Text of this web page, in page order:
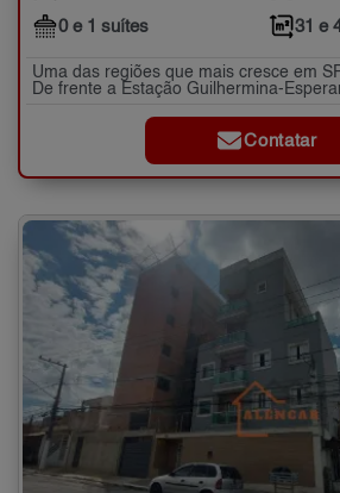
0 e 1 suítes 31 e
Uma das regiões que mais cresce em
De frente a Estação Guilhermina-
Contatar